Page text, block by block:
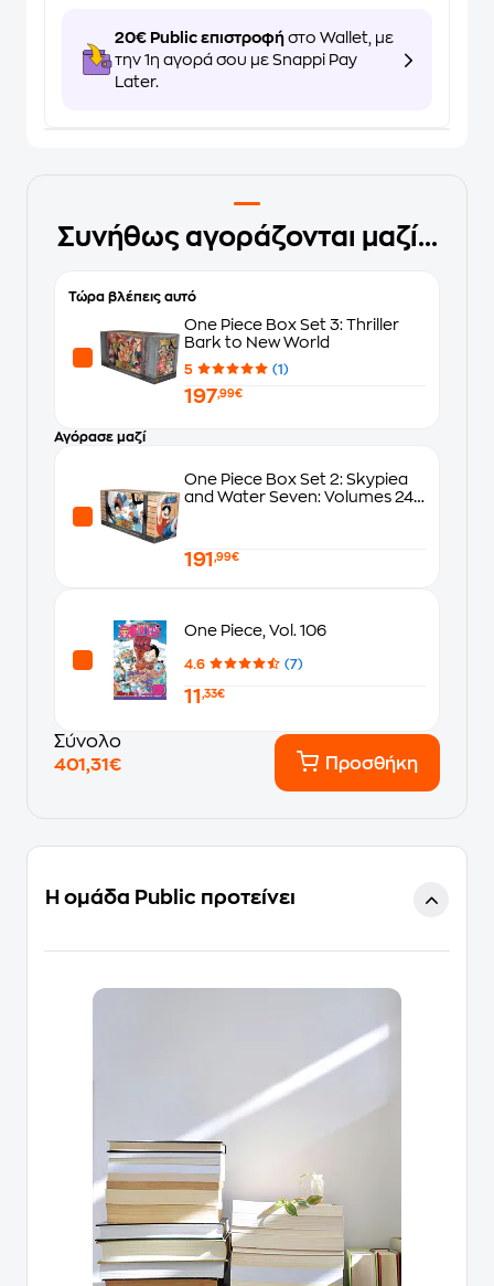
20€ Public επιστροφή στο Wallet, με
την 1η αγορά σου με Snappi Pay
Later.
Συνήθως αγοράζονται μαζί...
Τώρα βλέπεις αυτό
One Piece Box Set 3: Thriller
Bark to New World
5 (1)
197,99€
Αγόρασε μαζί
One Piece Box Set 2: Skypiea
and Water Seven: Volumes 24-
191 ,99€
One Piece, Vol. 106
4.6 (7)
11 ,33€
Σύνολο
401,31€
Προσθήκη
Η ομάδα Public προτείνει